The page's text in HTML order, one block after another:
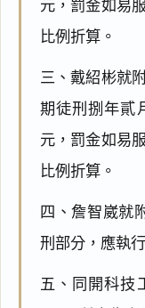
元，罰金如易
比例折算。
三、戴紹彬就
期徒刑捌年貳
元，罰金如易
比例折算。
四、詹智崴就
刑部分，應執
五、同開科技